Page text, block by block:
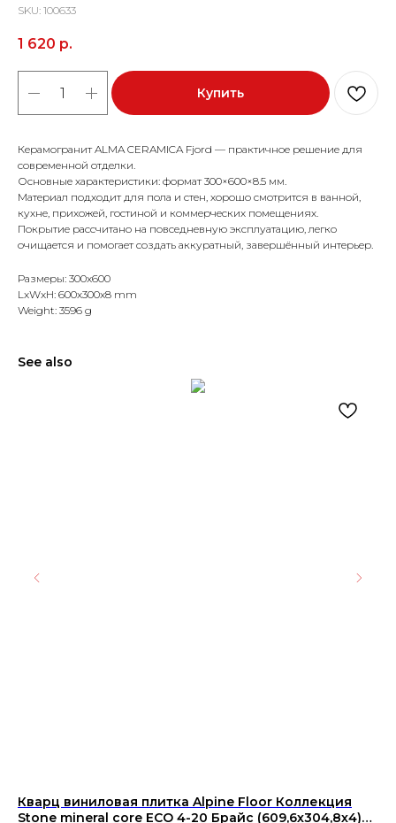
SKU: 100633
1 620 р.
Купить
Керамогранит ALMA CERAMICA Fjord — практичное решение для
современной отделки.
Основные характеристики: формат 300×600×8.5 мм.
Материал подходит для пола и стен, хорошо смотрится в ванной,
кухне, прихожей, гостиной и коммерческих помещениях.
Покрытие рассчитано на повседневную эксплуатацию, легко
очищается и помогает создать аккуратный, завершённый интерьер.
Размеры: 300x600
LxWxH: 600x300x8 mm
Weight: 3596 g
See also
Кварц виниловая плитка Alpine Floor Коллекция
Stone mineral core ECO 4-20 Брайс (609,6х304,8х4)